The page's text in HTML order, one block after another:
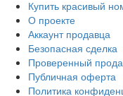
Купить красивый
О проекте
Аккаунт продавца
Безопасная сделка
Проверенный
Публичная оферта
Политика